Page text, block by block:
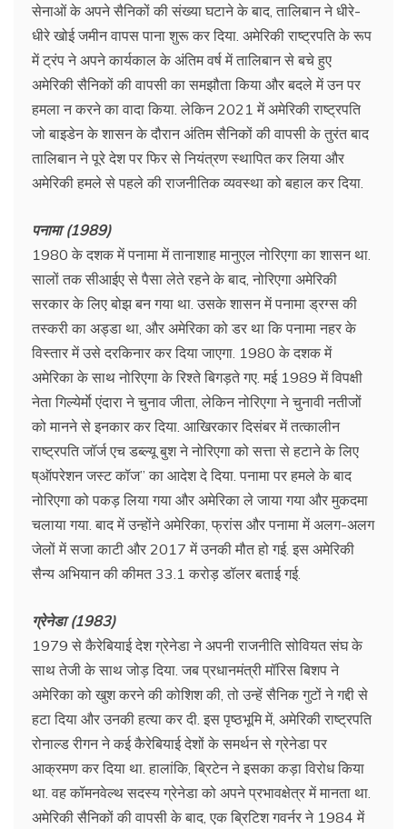
सेनाओं के अपने सैनिकों की संख्या घटाने के बाद, तालिबान ने धीरे-
धीरे खोई जमीन वापस पाना शुरू कर दिया. अमेरिकी राष्ट्रपति के रूप
में ट्रंप ने अपने कार्यकाल के अंतिम वर्ष में तालिबान से बचे हुए
अमेरिकी सैनिकों की वापसी का समझौता किया और बदले में उन पर
हमला न करने का वादा किया. लेकिन 2021 में अमेरिकी राष्ट्रपति
जो बाइडेन के शासन के दौरान अंतिम सैनिकों की वापसी के तुरंत बाद
तालिबान ने पूरे देश पर फिर से नियंत्रण स्थापित कर लिया और
अमेरिकी हमले से पहले की राजनीतिक व्यवस्था को बहाल कर दिया.
पनामा (1989)
1980 के दशक में पनामा में तानाशाह मानुएल नोरिएगा का शासन था.
सालों तक सीआईए से पैसा लेते रहने के बाद, नोरिएगा अमेरिकी
सरकार के लिए बोझ बन गया था. उसके शासन में पनामा ड्रग्स की
तस्करी का अड्डा था, और अमेरिका को डर था कि पनामा नहर के
विस्तार में उसे दरकिनार कर दिया जाएगा. 1980 के दशक में
अमेरिका के साथ नोरिएगा के रिश्ते बिगड़ते गए. मई 1989 में विपक्षी
नेता गिल्येर्माे एंदारा ने चुनाव जीता, लेकिन नोरिएगा ने चुनावी नतीजों
को मानने से इनकार कर दिया. आखिरकार दिसंबर में तत्कालीन
राष्ट्रपति जॉर्ज एच डब्ल्यू बुश ने नोरिएगा को सत्ता से हटाने के लिए
ष्ऑपरेशन जस्ट कॉज” का आदेश दे दिया. पनामा पर हमले के बाद
नोरिएगा को पकड़ लिया गया और अमेरिका ले जाया गया और मुकदमा
चलाया गया. बाद में उन्होंने अमेरिका, फ्रांस और पनामा में अलग-अलग
जेलों में सजा काटी और 2017 में उनकी मौत हो गई. इस अमेरिकी
सैन्य अभियान की कीमत 33.1 करोड़ डॉलर बताई गई.
ग्रेनेडा (1983)
1979 से कैरेबियाई देश ग्रेनेडा ने अपनी राजनीति सोवियत संघ के
साथ तेजी के साथ जोड़ दिया. जब प्रधानमंत्री मॉरिस बिशप ने
अमेरिका को खुश करने की कोशिश की, तो उन्हें सैनिक गुटों ने गद्दी से
हटा दिया और उनकी हत्या कर दी. इस पृष्ठभूमि में, अमेरिकी राष्ट्रपति
रोनाल्ड रीगन ने कई कैरेबियाई देशों के समर्थन से ग्रेनेडा पर
आक्रमण कर दिया था. हालांकि, ब्रिटेन ने इसका कड़ा विरोध किया
था. वह कॉमनवेल्थ सदस्य ग्रेनेडा को अपने प्रभावक्षेत्र में मानता था.
अमेरिकी सैनिकों की वापसी के बाद, एक ब्रिटिश गवर्नर ने 1984 में